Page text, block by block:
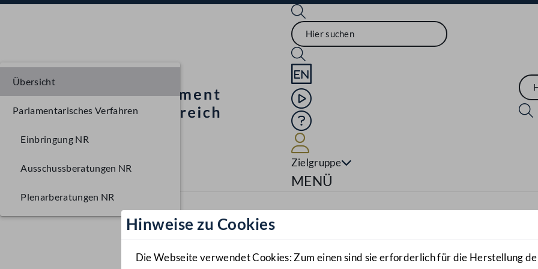
Sprache English
Mediathek
Hilfe
Zielgruppe
Navigationsmenü öffnen
MENÜ
Hinweise zu Cookies
Die Webseite verwendet Cookies: Zum einen sind sie erforderlich für die Herstellung
Übersicht
Parlamentarisches Verfahren
Einbringung NR
Ausschussberatungen NR
Plenarberatungen NR